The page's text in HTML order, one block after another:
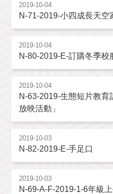
2019-10-04
N-71-2019-小四成長天空
2019-10-04
N-80-2019-E-訂購冬季校
2019-10-04
N-63-2019-生態短片教
放映活動」
2019-10-03
N-82-2019-E-手足口
2019-10-03
N-69-A-F-2019-1-6年級